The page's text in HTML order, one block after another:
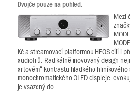
Dvojče pouze na pohled.
Mezi
Kč a streamovací platformou HEOS cílí i
audiofilů. Radikálně inovovaný design
artovém“ kontrastu hladkého
monochromatického OLED displeje,
je vsazený do...